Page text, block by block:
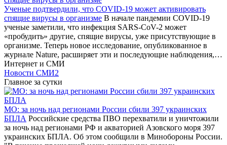
Ученые подтвердили, что COVID-19 может активировать
спящие вирусы в организме В начале пандемии COVID-19
ученые заметили, что инфекция SARS-CoV-2 может
«пробудить» другие, спящие вирусы, уже присутствующие в
организме. Теперь новое исследование, опубликованное в
журнале Nature, расширяет эти и последующие наблюдения,…
Интернет и СМИ
Новости СМИ2
Главное за сутки
МО: за ночь над регионами России сбили 397 украинских
БПЛА Российские средства ПВО перехватили и уничтожили
за ночь над регионами РФ и акваторией Азовского моря 397
украинских БПЛА. Об этом сообщили в Минобороны России.